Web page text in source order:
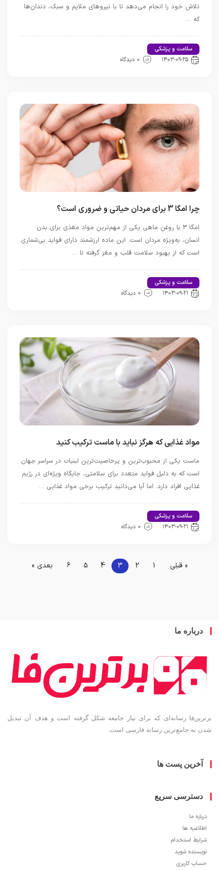
تلاش خود را انجام می‌دهد تا با نیروهای ملایم و سبک، دندان‌ها
که …
سلامت و پزشکی
۱۴۰۳-۰۹-۲۵
0 دیدگاه
چرا امگا 3 برای مردان حیاتی و ضروری است؟
امگا 3 یا روغن ماهی یکی از مهم‌ترین مواد مغذی برای بدن
انسان، به‌ویژه مردان است. این ماده ارزشمند دارای فواید بی‌شماری
است که از بهبود سلامت قلب و مغز گرفته تا …
سلامت و پزشکی
۱۴۰۳-۰۹-۲۱
0 دیدگاه
مواد غذایی که هرگز نباید با ماست ترکیب کنید
ماست یکی از محبوب‌ترین و پرخاصیت‌ترین لبنیات در سراسر جهان
است که به دلیل فواید متعدد برای سلامتی، جایگاه ویژه‌ای در رژیم
غذایی افراد دارد. اما آیا می‌دانید ترکیب برخی مواد غذایی …
سلامت و پزشکی
۱۴۰۳-۰۹-۲۱
0 دیدگاه
« قبلی 1
2
3
4
5
6 بعدی »
درباره ما
برترین‌فا رسانه‌ای که برای نیاز جامعه شکل گرفته است و هدف آن تبدیل
شدن به جامع‌ترین رسانه فارسی است.
آخرین پست ها
دسترسی سریع
درباره ما
اطلاعیه ها
شرایط استخدام
نویسنده شوید
حساب کاربری